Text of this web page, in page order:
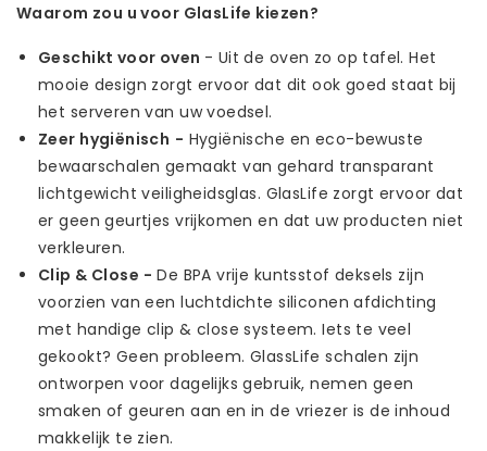
Waarom zou u voor GlasLife kiezen?
Geschikt voor oven - Uit de oven zo op tafel. Het
mooie design zorgt ervoor dat dit ook goed staat bij
het serveren van uw voedsel.
Zeer hygiënisch - Hygiënische en eco-bewuste
bewaarschalen gemaakt van gehard transparant
lichtgewicht veiligheidsglas. GlasLife zorgt ervoor dat
er geen geurtjes vrijkomen en dat uw producten niet
verkleuren.
Clip & Close -De BPA vrije kuntsstof deksels zijn
voorzien van een luchtdichte siliconen afdichting
met handige clip & close systeem. Iets te veel
gekookt? Geen probleem. GlassLife schalen zijn
ontworpen voor dagelijks gebruik, nemen geen
smaken of geuren aan en in de vriezer is de inhoud
makkelijk te zien.